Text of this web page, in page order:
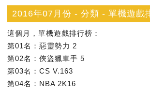
2016年07月份 - 分類 - 單機遊戲
這個月，單機遊戲排行榜：
第01名：惡靈勢力 2
第02名：俠盜獵車手 5
第03名：CS V.163
第04名：NBA 2K16